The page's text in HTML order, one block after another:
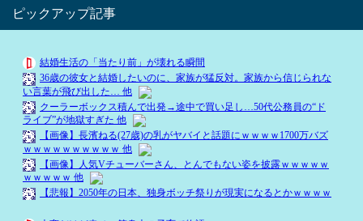
ピックアップ記事